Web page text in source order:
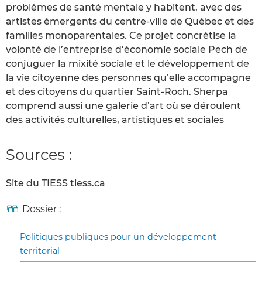
problèmes de santé mentale y habitent, avec des
artistes émergents du centre-ville de Québec et des
familles monoparentales. Ce projet concrétise la
volonté de l’entreprise d’économie sociale Pech de
conjuguer la mixité sociale et le développement de
la vie citoyenne des personnes qu’elle accompagne
et des citoyens du quartier Saint-Roch. Sherpa
comprend aussi une galerie d’art où se déroulent
des activités culturelles, artistiques et sociales
Sources :
Site du TIESS tiess.ca
Dossier :
Politiques publiques pour un développement
territorial